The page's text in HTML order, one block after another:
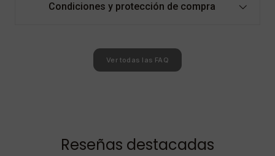
Condiciones y protección de compra
Ver todas las FAQ
Reseñas destacadas